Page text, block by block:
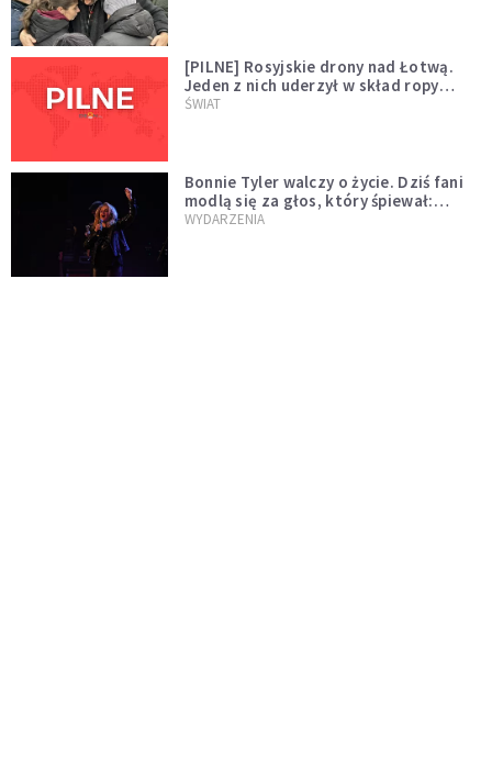
[PILNE] Rosyjskie drony nad Łotwą.
Jeden z nich uderzył w skład ropy
naftowej
ŚWIAT
Bonnie Tyler walczy o życie. Dziś fani
modlą się za głos, który śpiewał:
"Lord, help me"
WYDARZENIA